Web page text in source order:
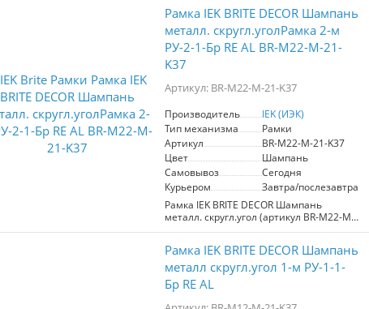
использования в проектах ремонта и
строительства.
интерьеров. Эта 4-местная рамка из
серии электроустановочных изделий
"BRITE" сочетает в себе гармоничный
дизайн и высокое качество материалов
премиум-класса, что гарантирует
углы придают изделию элегантность и
металлическое покрытие в оттенке
шампань легко вписывается в любые
интерьеры, будь то жилое или
коммерческое помещение. Благодаря
разнообразной цветовой палитре и
широкому ассортименту рамок, вы
сможете гармонично сочетать их с
другими элементами декора, создавая
функциональное и стильное
пространство. Производитель IEK
известен своим европейским подходом
к производству, что делает эту рамку не
только привлекательной, но и
надежной. Выбор рамки IEK BRITE
DECOR – шаг к созданию комфортного и
современного интерьера.
Рамка IEK BRITE DECOR Шампань
металл. скругл.уголРамка 2-м
РУ-2-1-Бр RE AL BR-M22-M-21-
K37
Артикул: BR-M22-M-21-K37
Производитель
IEK (ИЭК)
Тип механизма
Рамки
Артикул
BR-M22-M-21-K37
Цвет
Шампань
Самовывоз
Сегодня
Курьером
Завтра/послезавтра
Рамка IEK BRITE DECOR Шампань
металл. скругл.угол (артикул BR-M22-M-
21-K37) представляет собой стильный
серии "BRITE". Изготавливаясь из
материалов премиум-класса, она
обеспечивает долговечность и
надежность в эксплуатации.
Элегантный цвет "металл шампань"
Рамка IEK BRITE DECOR Шампань
металл скругл.угол 1-м РУ-1-1-
Бр RE AL